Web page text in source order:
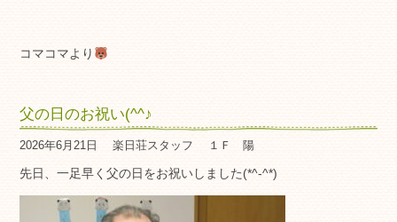
コマコマより
父の日のお祝い(^^♪
2026年6月21日 楽日荘スタッフ １Ｆ 陽
先日、一足早く父の日をお祝いしました(*^-^*)